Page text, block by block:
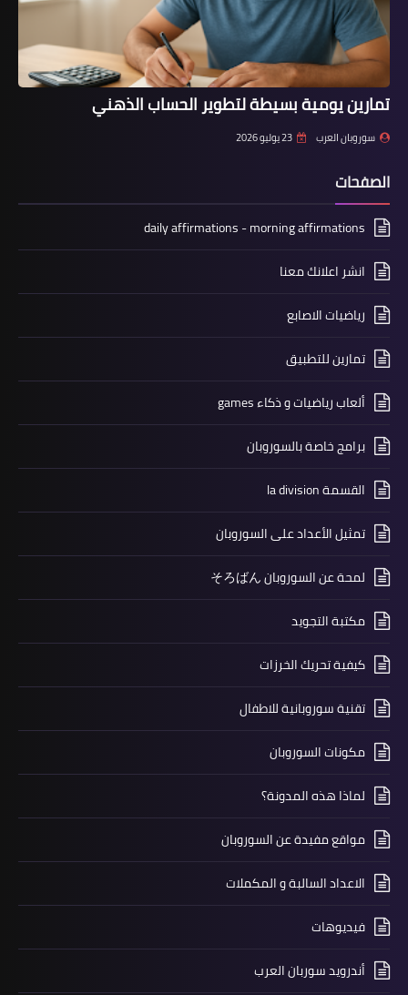
تمارين يومية بسيطة لتطوير الحساب الذهني
سوروبان العرب 23 يوليو 2026
الصفحات
daily affirmations - morning affirmations
انشر اعلانك معنا
رياضيات الاصابع
تمارين للتطبيق
ألعاب رياضيات و ذكاء games
برامج خاصة بالسوروبان
القسمة la division
تمثيل الأعداد على السوروبان
لمحة عن السوروبان そろばん
مكتبة التجويد
كيفية تحريك الخرزات
تقنية سوروبانية للاطفال
مكونات السوروبان
لماذا هذه المدونة؟
مواقع مفيدة عن السوروبان
الاعداد السالبة و المكملات
فيديوهات
أندرويد سوربان العرب